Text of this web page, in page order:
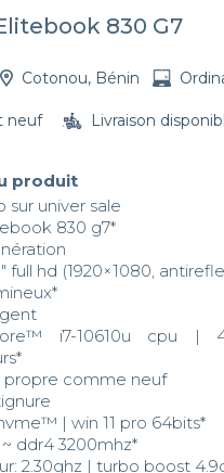
830 G7
Cotonou, Bénin
neuf Livraison
produit
univer sale
830 g7*
full hd (1920×1080,
i7-10610u cpu |
propre comme neuf
| win 11 pro 64bits*
ddr4 3200mhz*
2.30ghz | turbo boost